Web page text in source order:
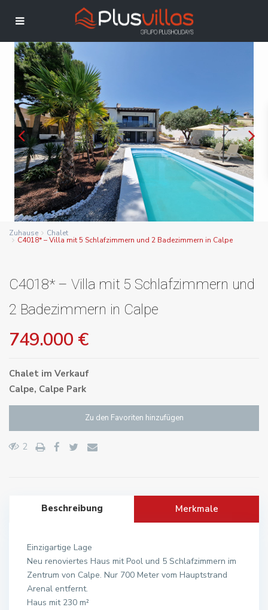
Zuhause Chalet
C4018* – Villa mit 5 Schlafzimmern und 2 Badezimmern in Calpe
C4018* – Villa mit 5 Schlafzimmern und
2 Badezimmern in Calpe
749.000 €
Chalet im Verkauf
Calpe, Calpe Park
Zu den Favoriten hinzufügen
2
Beschreibung Merkmale
Einzigartige Lage
Neu renoviertes Haus mit Pool und 5 Schlafzimmern im
Zentrum von Calpe. Nur 700 Meter vom Hauptstrand
Arenal entfernt.
Haus mit 230 m²